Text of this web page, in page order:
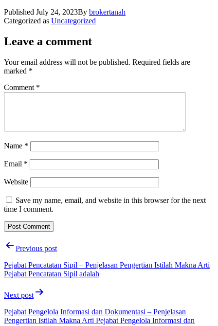
Published July 24, 2023By brokertanah
Categorized as Uncategorized
Leave a comment
Your email address will not be published. Required fields are
marked *
Comment *
Name *
Email *
Website
Save my name, email, and website in this browser for the next
time I comment.
PostPrevious post
Pejabat Pencatatan Sipil – Penjelasan Pengertian Istilah Makna Arti
Pejabat Pencatatan Sipil adalah
Next post
Pejabat Pengelola Informasi dan Dokumentasi – Penjelasan
Pengertian Istilah Makna Arti Pejabat Pengelola Informasi dan